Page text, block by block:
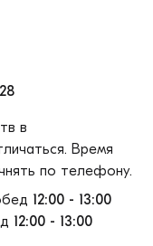
в
Время
по телефону.
12:00 - 13:00
12:00 - 13:00